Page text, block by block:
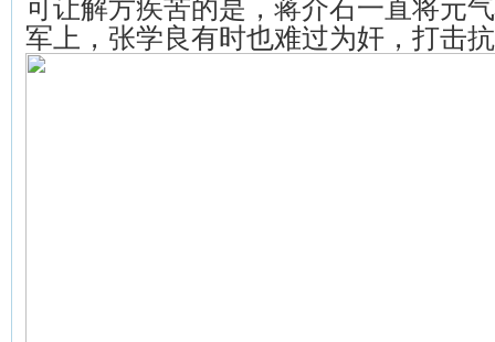
可让解方疾苦的是，蒋介石一直将元
军上，张学良有时也难过为奸，打击